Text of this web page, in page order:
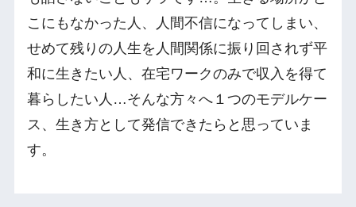
こにもなかった人、人間不信になってしまい、
せめて残りの人生を人間関係に振り回されず平
和に生きたい人、在宅ワークのみで収入を得て
暮らしたい人…そんな方々へ１つのモデルケー
ス、生き方として発信できたらと思っていま
す。